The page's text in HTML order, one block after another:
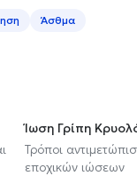
Άσθμα
Ίωση Γρίπη
Τρόποι
εποχικών ιώσεων